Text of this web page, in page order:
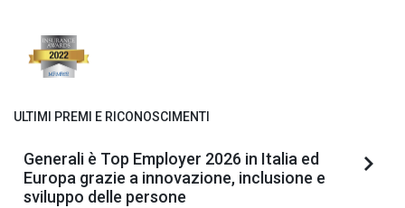
ULTIMI PREMI E RICONOSCIMENTI
Generali è Top Employer 2026 in Italia ed
Europa grazie a innovazione, inclusione e
sviluppo delle persone